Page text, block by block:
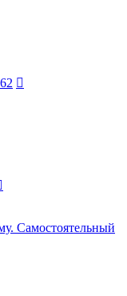
Самостоятельный